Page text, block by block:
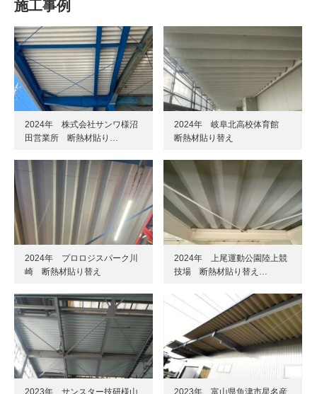
施工事例
2024年 株式会社サンワ様沼
田営業所 断熱材貼り…
2024年 岐阜北高校体育館
断熱材貼り替え
2024年 プロロジスパーク川
崎 断熱材貼り替え
2024年 上尾運動公園陸上競
技場 断熱材貼り替え…
2023年 サンスター技研様山
2023年 富山県魚津市星名産